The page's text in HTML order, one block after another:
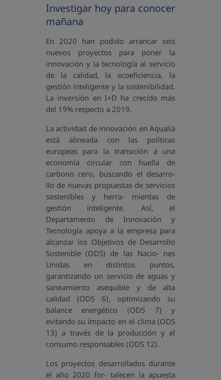
Investigar hoy para conocer
mañana
En 2020 han podido arrancar seis
nuevos proyectos para poner la
innovación y la tecnología al servicio
de la calidad, la ecoeficiencia, la
gestión inteligente y la sostenibilidad.
La inversión en I+D ha crecido más
del 19% respecto a 2019.
La actividad de innovación en Aqualia
está alineada con las políticas
europeas para la transición a una
economía circular con huella de
carbono cero, buscando el desarro-
llo de nuevas propuestas de servicios
sostenibles y herra- mientas de
gestión inteligente. Así, el
Departamento de Innovación y
Tecnología apoya a la empresa para
alcanzar los Objetivos de Desarrollo
Sostenible (ODS) de las Nacio- nes
Unidas en distintos puntos,
garantizando un servicio de aguas y
saneamiento asequible y de alta
calidad (ODS 6), optimizando su
balance energético (ODS 7) y
evitando su impacto en el clima (ODS
13) a través de la producción y el
consumo responsables (ODS 12).
Los proyectos desarrollados durante
el año 2020 for- talecen la apuesta